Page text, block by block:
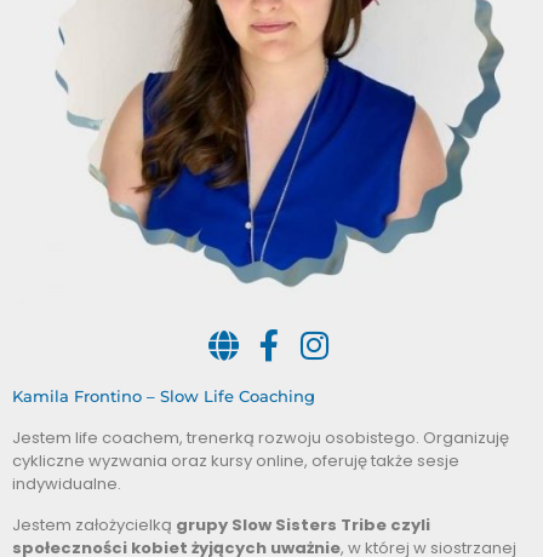
Kamila Frontino – Slow Life Coaching
Jestem life coachem, trenerką rozwoju osobistego. Organizuję
cykliczne wyzwania oraz kursy online, oferuję także sesje
indywidualne.
Jestem założycielką grupy Slow Sisters Tribe czyli
społeczności kobiet żyjących uważnie, w której w siostrzanej